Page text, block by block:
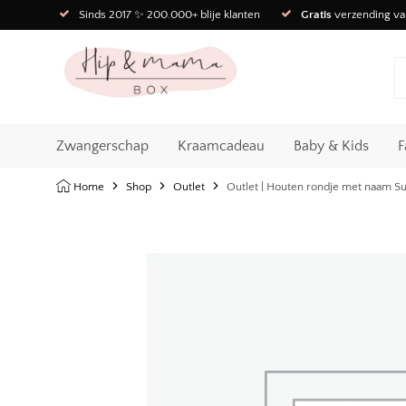
Sinds 2017 ✨ 200.000+ blije klanten Gratis verzending
Zwangerschap Kraamcadeau Baby & Kids
Home Shop Outlet Outlet | Houten rondje met naam